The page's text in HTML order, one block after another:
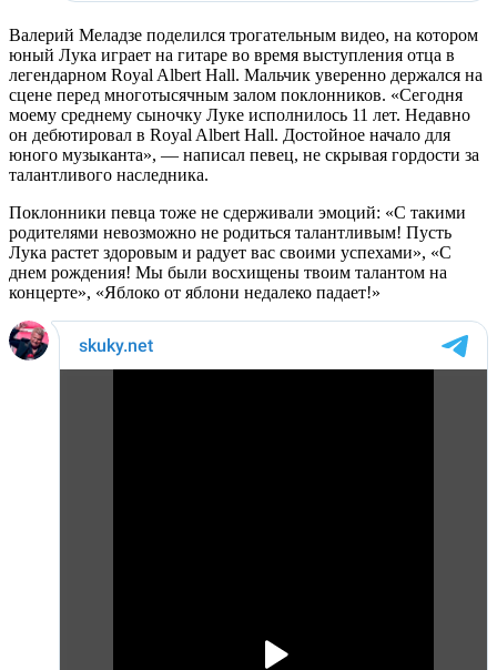
Валерий Меладзе поделился трогательным видео, на котором
юный Лука играет на гитаре во время выступления отца в
легендарном Royal Albert Hall. Мальчик уверенно держался на
сцене перед многотысячным залом поклонников. «Сегодня
моему среднему сыночку Луке исполнилось 11 лет. Недавно
он дебютировал в Royal Albert Hall. Достойное начало для
юного музыканта», — написал певец, не скрывая гордости за
талантливого наследника.
Поклонники певца тоже не сдерживали эмоций: «С такими
родителями невозможно не родиться талантливым! Пусть
Лука растет здоровым и радует вас своими успехами», «С
днем рождения! Мы были восхищены твоим талантом на
концерте», «Яблоко от яблони недалеко падает!»